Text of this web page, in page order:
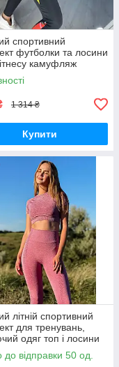
спортивний
футболки та лосини
камуфляж
1 314 ₴
Купити
літній спортивний
для тренувань,
одяг топ і лосини
костюм для
до відправки 50 од.